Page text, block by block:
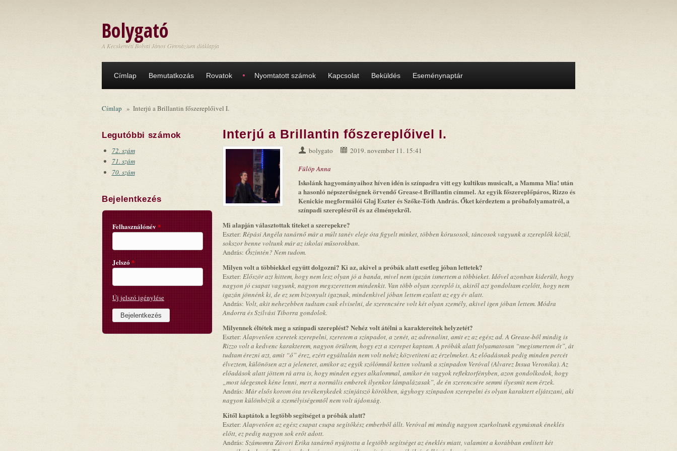
Bolygató
A Kecskeméti Bolyai János Gimnázium diáklapja
Címlap Bemutatkozás Rovatok Nyomtatott számok Kapcsolat Beküldés Eseménynaptár
Címlap » Interjú a Brillantin főszereplőivel I.
Legutóbbi számok
72. szám
71. szám
70. szám
Bejelentkezés
Felhasználónév*
Jelszó*
Új jelszó igénylése
Interjú a Brillantin főszereplőivel I.
bolygato
2019. november 11. 15:41
Fülöp Anna
Iskolánk hagyományaihoz híven idén is színpadra vitt egy kultikus musicalt, a Mamma Mia! után
a hasonló népszerűségnek örvendő Grease-t Brillantin címmel. Az egyik főszereplőpáros, Rizzo és
Kenickie megformálói Glaj Eszter és Szőke-Tóth András. Őket kérdeztem a próbafolyamatról, a
színpadi szereplésről és az élményekről.
Mi alapján választottak titeket a szerepekre?
Eszter: Répási Angéla tanárnő már a múlt tanév eleje óta figyelt minket, többen kórusosok, táncosok vagyunk a szereplők közül,
sokszor benne voltunk már az iskolai műsorokban.
András: Őszintén? Nem tudom.
Milyen volt a többiekkel együtt dolgozni? Ki az, akivel a próbák alatt esetleg jóban lettetek?
Eszter: Először azt hittem, hogy nem lesz olyan jó a banda, mivel nem igazán ismertem a többieket. Idővel azonban kiderült, hogy
nagyon jó csapat vagyunk, nagyon megszerettem mindenkit. Van több olyan szereplő is, akiről azt gondoltam ezelőtt, hogy nem
igazán jönnénk ki, de ez sem bizonyult igaznak, mindenkivel jóban lettem ezalatt az egy év alatt.
András: Volt, akit nehezebben tudtam csak elviselni, de szerencsére volt két olyan személy, akivel igen jóban lettem. Módra
Andorra és Szilvási Tiborra gondolok.
Milyennek éltétek meg a színpadi szereplést? Nehéz volt átélni a karaktereitek helyzetét?
Eszter:Alapvetően szeretek szerepelni, szeretem a színpadot, a zenét, az adrenalint, amit ez az egész ad. A Grease-ből mindig is
Rizzo volt a kedvenc karakterem, nagyon örültem, hogy ezt a szerepet kaptam. A próbák alatt folyamatosan “megismertem őt”, át
tudtam érezni azt, amit “ő” érez, ezért egyáltalán nem volt nehéz közvetíteni az érzelmeket. Az előadásnak pedig minden percét
élveztem, különösen azt a jelenetet, amikor az egyik szólómnál ketten voltunk a színpadon Veróval (Alvarez Insua Veronika). Az
előadások alatt jöttem rá arra is, hogy minden egyes alkalommal, amikor én vagyok reflektorfényben, azon gondolkodok, hogy
„most idegesnek kéne lenni, mert a normális emberek ilyenkor lámpalázasak”, de én szerencsére semmi ilyesmit nem érzek.
András: Már elsős korom óta tevékenykedek színjátszó körökben, úgyhogy színpadon szerepelni és olyan karaktert eljátszani, aki
nagyon különbözik a személyiségemtől nem volt újdonság.
Kitől kaptátok a legtöbb segítséget a próbák alatt?
Eszter:Alapvetően az egész csapat csupa segítőkész emberből állt. Veróval mi mindig nagyon szurkoltunk egymásnak éneklés
előtt, ez pedig nagyon sok erőt adott.
András: Számomra Závori Erika tanárnő nyújtotta a legtöbb segítséget az éneklés miatt, valamint a korábban említett két